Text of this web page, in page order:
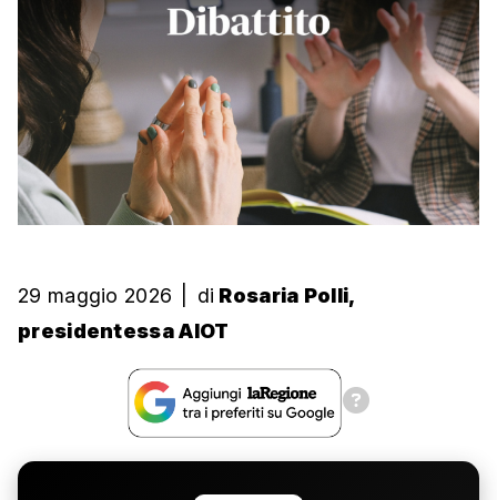
29 maggio 2026 di Rosaria Polli,
presidentessa AIOT